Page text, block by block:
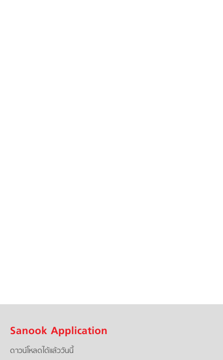
Sanook Application
ดาวน์โหลดได้แล้ววันนี้